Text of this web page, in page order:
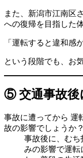
また、新潟市江南区
への復帰を目指した
「運転すると違和感
という段階でも、お
⑤ 交通事故後
事故に遭ってから 運
故の影響でしょうか？
事故後に、むち
みの影響で運転